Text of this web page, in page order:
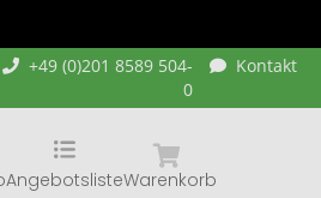
+49 (0)201 8589 504-
0
Kontakt
Warenkorb
Angebotsliste